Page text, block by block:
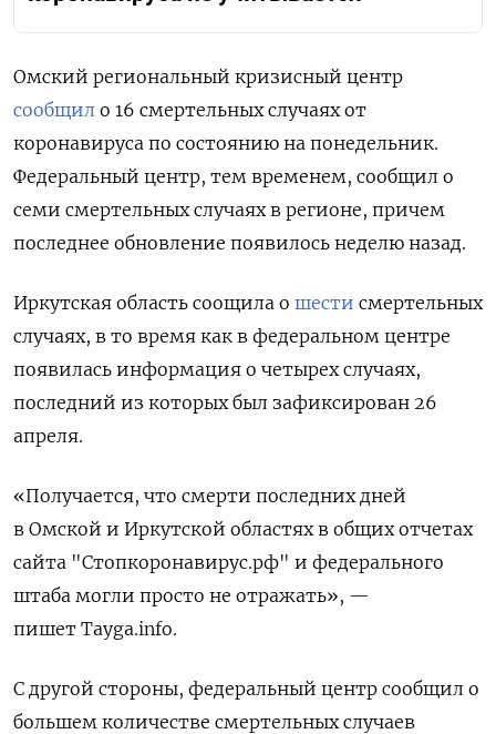
Омский региональный кризисный центр
сообщил о 16 смертельных случаях от
коронавируса по состоянию на понедельник.
Федеральный центр, тем временем, сообщил о
семи смертельных случаях в регионе, причем
последнее обновление появилось неделю назад.
Иркутская область соощила о шести смертельных
случаях, в то время как в федеральном центре
появилась информация о четырех случаях,
последний из которых был зафиксирован 26
апреля.
«Получается, что смерти последних дней
в Омской и Иркутской областях в общих отчетах
сайта "Стопкоронавирус.рф" и федерального
штаба могли просто не отражать», —
пишет Tayga.info.
С другой стороны, федеральный центр сообщил о
большем количестве смертельных случаев